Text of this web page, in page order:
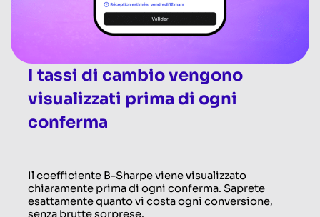
I tassi di cambio vengono
visualizzati prima di ogni
conferma
Il coefficiente B-Sharpe viene visualizzato
chiaramente prima di ogni conferma. Saprete
esattamente quanto vi costa ogni conversione,